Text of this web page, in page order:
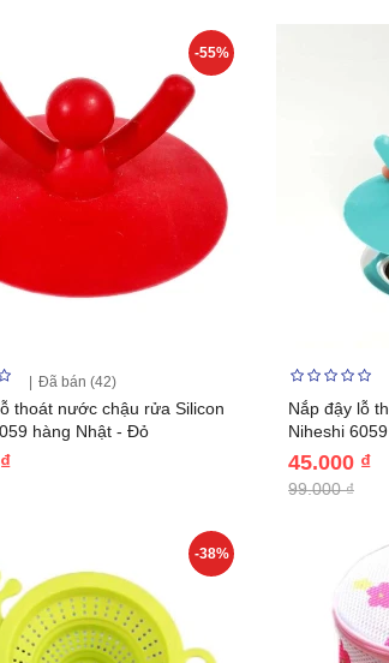
-55%
Đã bán (42)
thoát nước chậu rửa Silicon
hàng Nhật - Đỏ
Nắp đậy lỗ
Niheshi
45.000 ₫
99.000 ₫
-38%